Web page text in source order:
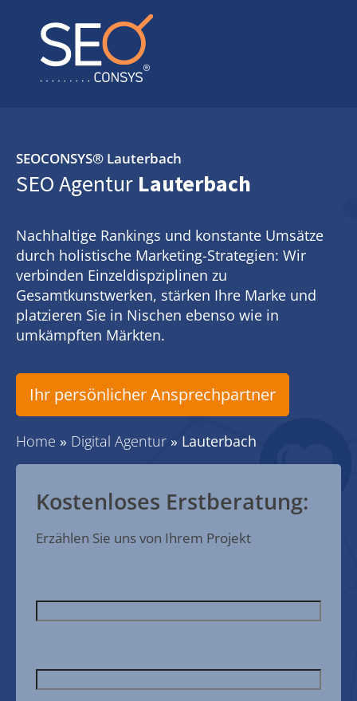
SEOCONSYS® Lauterbach
SEO Agentur Lauterbach
Nachhaltige Rankings und konstante Umsätze
durch holistische Marketing-Strategien: Wir
verbinden Einzeldispziplinen zu
Gesamtkunstwerken, stärken Ihre Marke und
platzieren Sie in Nischen ebenso wie in
umkämpften Märkten.
Ihr persönlicher Ansprechpartner
Home » Digital Agentur » Lauterbach
Kostenloses Erstberatung:
Erzählen Sie uns von Ihrem Projekt